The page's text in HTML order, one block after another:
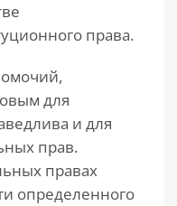
права.
для
и для
прав.
правах
определенного